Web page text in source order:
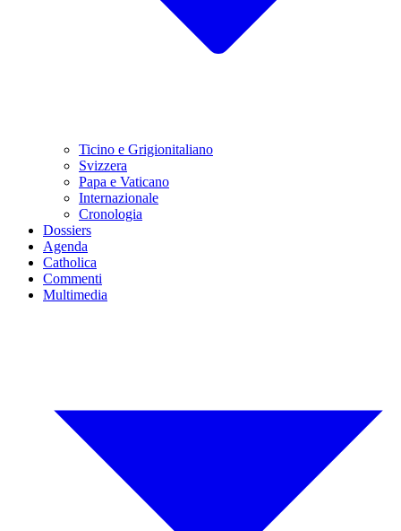
Ticino e Grigionitaliano
Svizzera
Papa e Vaticano
Internazionale
Cronologia
Dossiers
Agenda
Catholica
Commenti
Multimedia